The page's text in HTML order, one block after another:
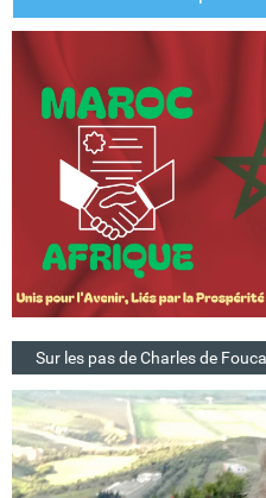
Sur les pas de Charles de